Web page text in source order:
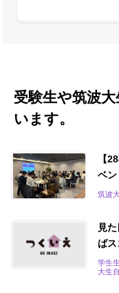
受験生や筑波
います。
【
ベン
筑波
見
ば
学生
大生